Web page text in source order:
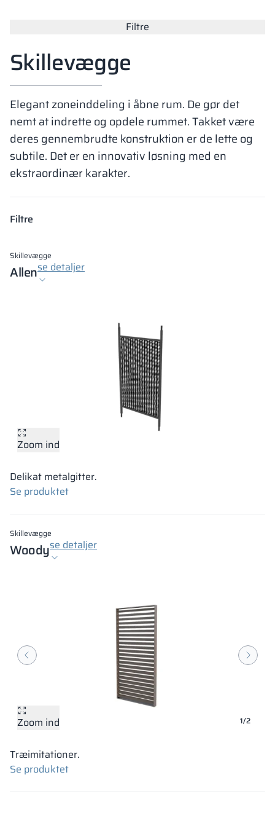
Skabslåse
Filtre
Skillevægge
Elegant zoneinddeling i åbne rum. De gør det
nemt at indrette og opdele rummet. Takket være
deres gennembrudte konstruktion er de lette og
subtile. Det er en innovativ løsning med en
ekstraordinær karakter.
Filtre
Skillevægge
Allense detaljer
Zoom ind
Delikat metalgitter.
Se produktet
Skillevægge
Woodyse detaljer
1/2
Zoom ind
Zoom ind
Træimitationer.
Se produktet